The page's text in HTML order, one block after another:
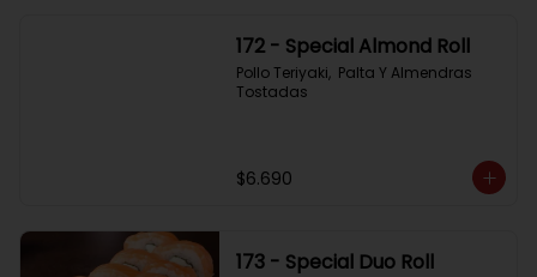
172 - Special Almond Roll
Pollo Teriyaki,  Palta Y Almendras
Tostadas
$6.690
173 - Special Duo Roll